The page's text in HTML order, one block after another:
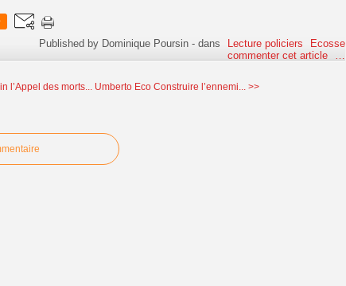
Published by Dominique Poursin -dans Lecture policiers
Ecosse
commenter cet article
…
l’Appel des morts... Umberto Eco Construire l’ennemi... >>